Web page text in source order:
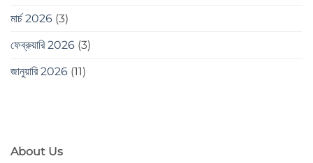
মার্চ 2026 (3)
ফেব্রুয়ারি 2026 (3)
জানুয়ারি 2026 (11)
About Us